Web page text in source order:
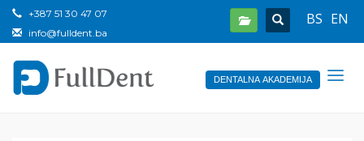
BS EN
+387 51 30 47 07
info@fulldent.ba
DENTALNA AKADEMIJA